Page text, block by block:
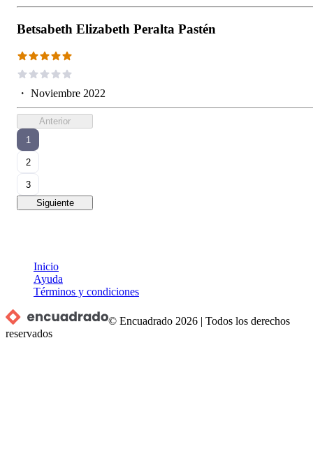
Betsabeth Elizabeth Peralta Pastén
・ Noviembre 2022
Anterior
1
2
3
Siguiente
Inicio
Ayuda
Términos y condiciones
© Encuadrado 2026 |Todos los derechos
reservados